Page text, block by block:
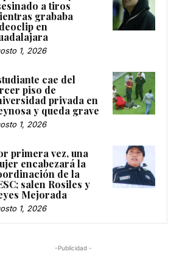
a tiros
grababa
en
1, 2026
cae del
piso de
privada en
y queda grave
1, 2026
primera vez, una
encabezará la
de la
salen Rosiles y
Mejorada
1, 2026
-Publicidad -